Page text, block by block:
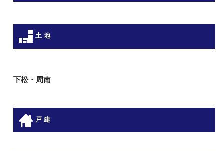
土 地
下松・周南
戸 建